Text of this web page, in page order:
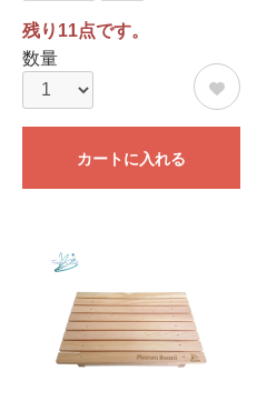
残り11点です。
数量
カートに入れる